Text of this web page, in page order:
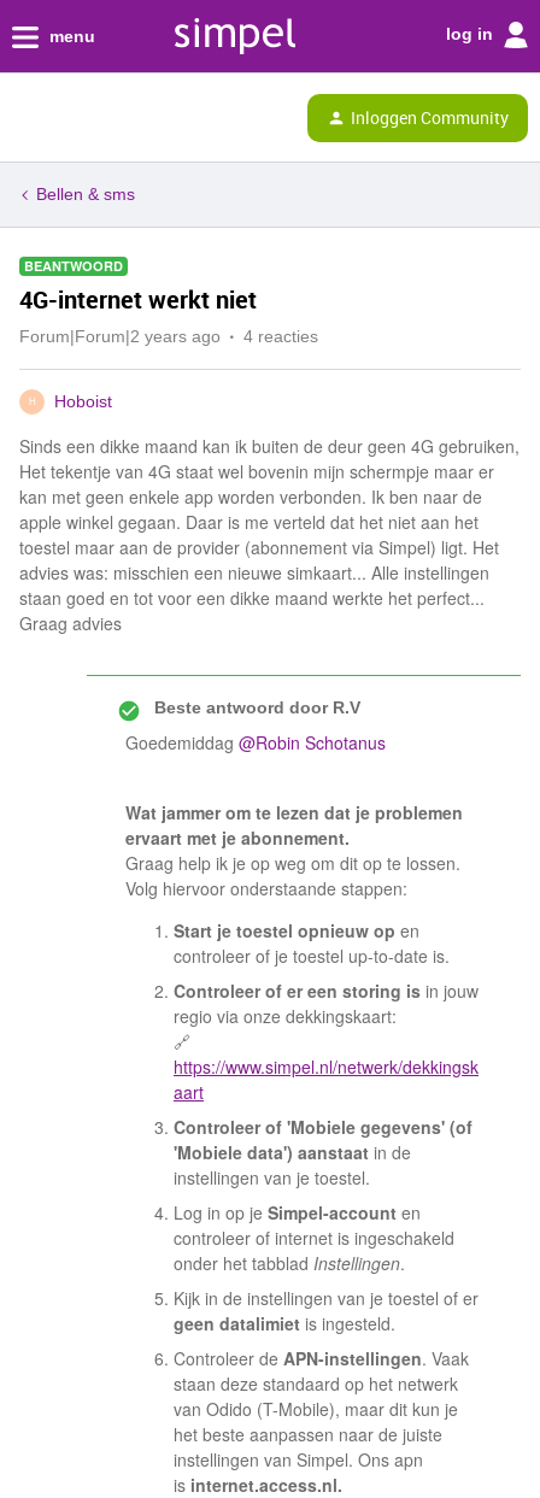
menu log in
Inloggen Community
Bellen & sms
BEANTWOORD
4G-internet werkt niet
Forum|Forum|2 years ago 4 reacties
H Hoboist
Sinds een dikke maand kan ik buiten de deur geen 4G gebruiken,
Het tekentje van 4G staat wel bovenin mijn schermpje maar er
kan met geen enkele app worden verbonden. Ik ben naar de
apple winkel gegaan. Daar is me verteld dat het niet aan het
toestel maar aan de provider (abonnement via Simpel) ligt. Het
advies was: misschien een nieuwe simkaart... Alle instellingen
staan goed en tot voor een dikke maand werkte het perfect...
Graag advies
Beste antwoord doorR.V
Goedemiddag ​ @Robin Schotanus
Wat jammer om te lezen dat je problemen
ervaart met je abonnement.
Graag help ik je op weg om dit op te lossen.
Volg hiervoor onderstaande stappen:
Start je toestel opnieuw op en
controleer of je toestel up-to-date is.
Controleer of er een storing is in jouw
regio via onze dekkingskaart:
🔗
https://www.simpel.nl/netwerk/dekkingsk
aart
Controleer of 'Mobiele gegevens' (of
'Mobiele data') aanstaat in de
instellingen van je toestel.
Log in op je Simpel-account en
controleer of internet is ingeschakeld
onder het tabblad Instellingen.
Kijk in de instellingen van je toestel of er
geen datalimiet is ingesteld.
Controleer de APN-instellingen. Vaak
staan deze standaard op het netwerk
van Odido (T-Mobile), maar dit kun je
het beste aanpassen naar de juiste
instellingen van Simpel. Ons apn
is internet.access.nl.